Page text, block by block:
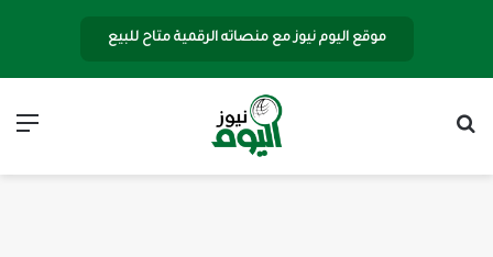
موقع اليوم نيوز مع منصاته الرقمية متاح للبيع